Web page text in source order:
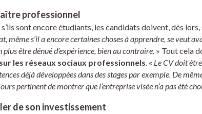
professionnel
sont encore étudiants, les candidats doivent, dès
même s’il a encore certaines choses à apprendre, se veut
plus être dénué d’expérience, bien au contraire. » Tout cela
les réseaux sociaux professionnels. « Le CV doit
déjà développées dans des stages par exemple. De
pertinent de montrer que l’entreprise visée n’a pas été
de son investissement